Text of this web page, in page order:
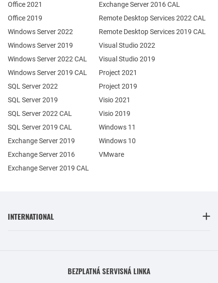
Office 2021
Office 2019
Windows Server 2022
Windows Server 2019
Exchange Server 2019
Exchange Server 2016
SQL Server 2022
SQL Server 2019
Windows Server 2022 CAL
Windows Server 2019 CAL
SQL Server 2022 CAL
SQL Server 2019 CAL
Remote Desktop Services 2022 CAL
Remote Desktop Services 2019 CAL
Exchange Server 2019 CAL
Exchange Server 2016 CAL
Visual Studio 2022
Visual Studio 2019
Project 2021
Project 2019
Visio 2021
Visio 2019
Windows 11
Windows 10
VMware
INTERNATIONAL
BEZPLATNÁ SERVISNÁ LINKA